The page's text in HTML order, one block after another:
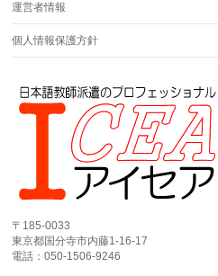
運営者情報
個人情報保護方針
〒185-0033
東京都国分寺市内藤1-16-17
電話：050-1506-9246